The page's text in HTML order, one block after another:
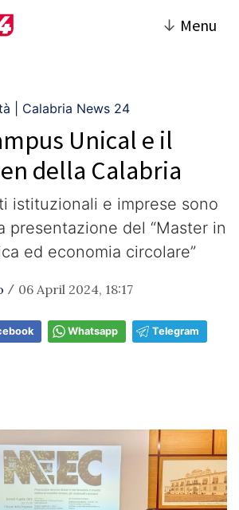
↓ Menu
| Calabria News 24
Unical e il
della Calabria
istituzionali e imprese sono
presentazione del “Master in
ed economia circolare”
/ 06 April 2024, 18:17
Whatsapp Telegram